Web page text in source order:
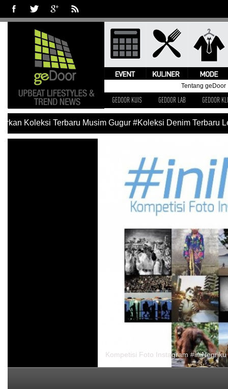
Tentang geDoor
GEDOOR KUIS GEDOOR LAB GEDOOR
Koleksi Terbaru Musim Gugur #Koleksi Denim Terbaru
Kompetisi Foto Instagram #iniNegriku